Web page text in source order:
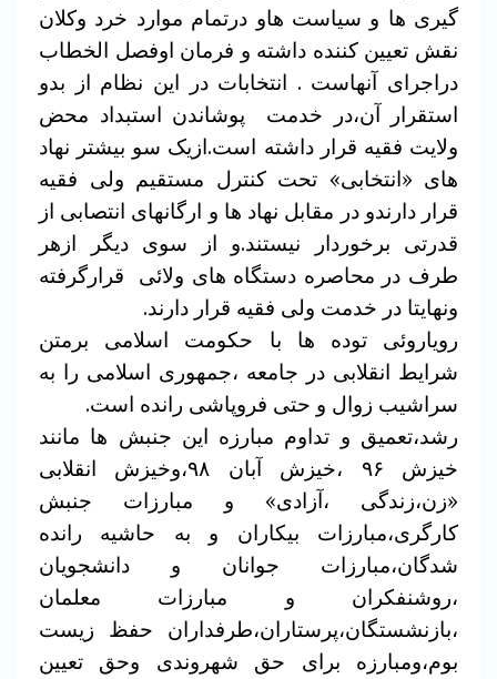
گیری ها و سیاست هاو درتمام موارد خرد وکلان
نقش تعیین کننده داشته و فرمان اوفصل الخطاب
دراجرای آنهاست . انتخابات در این نظام از بدو
استقرار آن،در خدمت پوشاندن استبداد محض
ولایت فقیه قرار داشته است.ازیک سو بیشتر نهاد
های «انتخابی» تحت کنترل مستقیم ولی فقیه
قرار دارندو در مقابل نهاد ها و ارگانهای انتصابی از
قدرتی برخوردار نیستند.و از سوی دیگر ازهر
طرف در محاصره دستگاه های ولائی قرارگرفته
ونهایتا در خدمت ولی فقیه قرار دارند.
رویاروئی توده ها با حکومت اسلامی برمتن
شرایط انقلابی در جامعه ،جمهوری اسلامی را به
سراشیب زوال و حتی فروپاشی رانده است.
رشد،تعمیق و تداوم مبارزه این جنبش ها مانند
خیزش ۹۶ ،خیزش آبان ۹۸،وخیزش انقلابی
«زن،زندگی ،آزادی» و مبارزات جنبش
کارگری،مبارزات بیکاران و به حاشیه رانده
شدگان،مبارزات جوانان و دانشجویان
،روشنفکران و مبارزات معلمان
،بازنشستگان،پرستاران،طرفداران حفظ زیست
بوم،ومبارزه برای حق شهروندی وحق تعیین